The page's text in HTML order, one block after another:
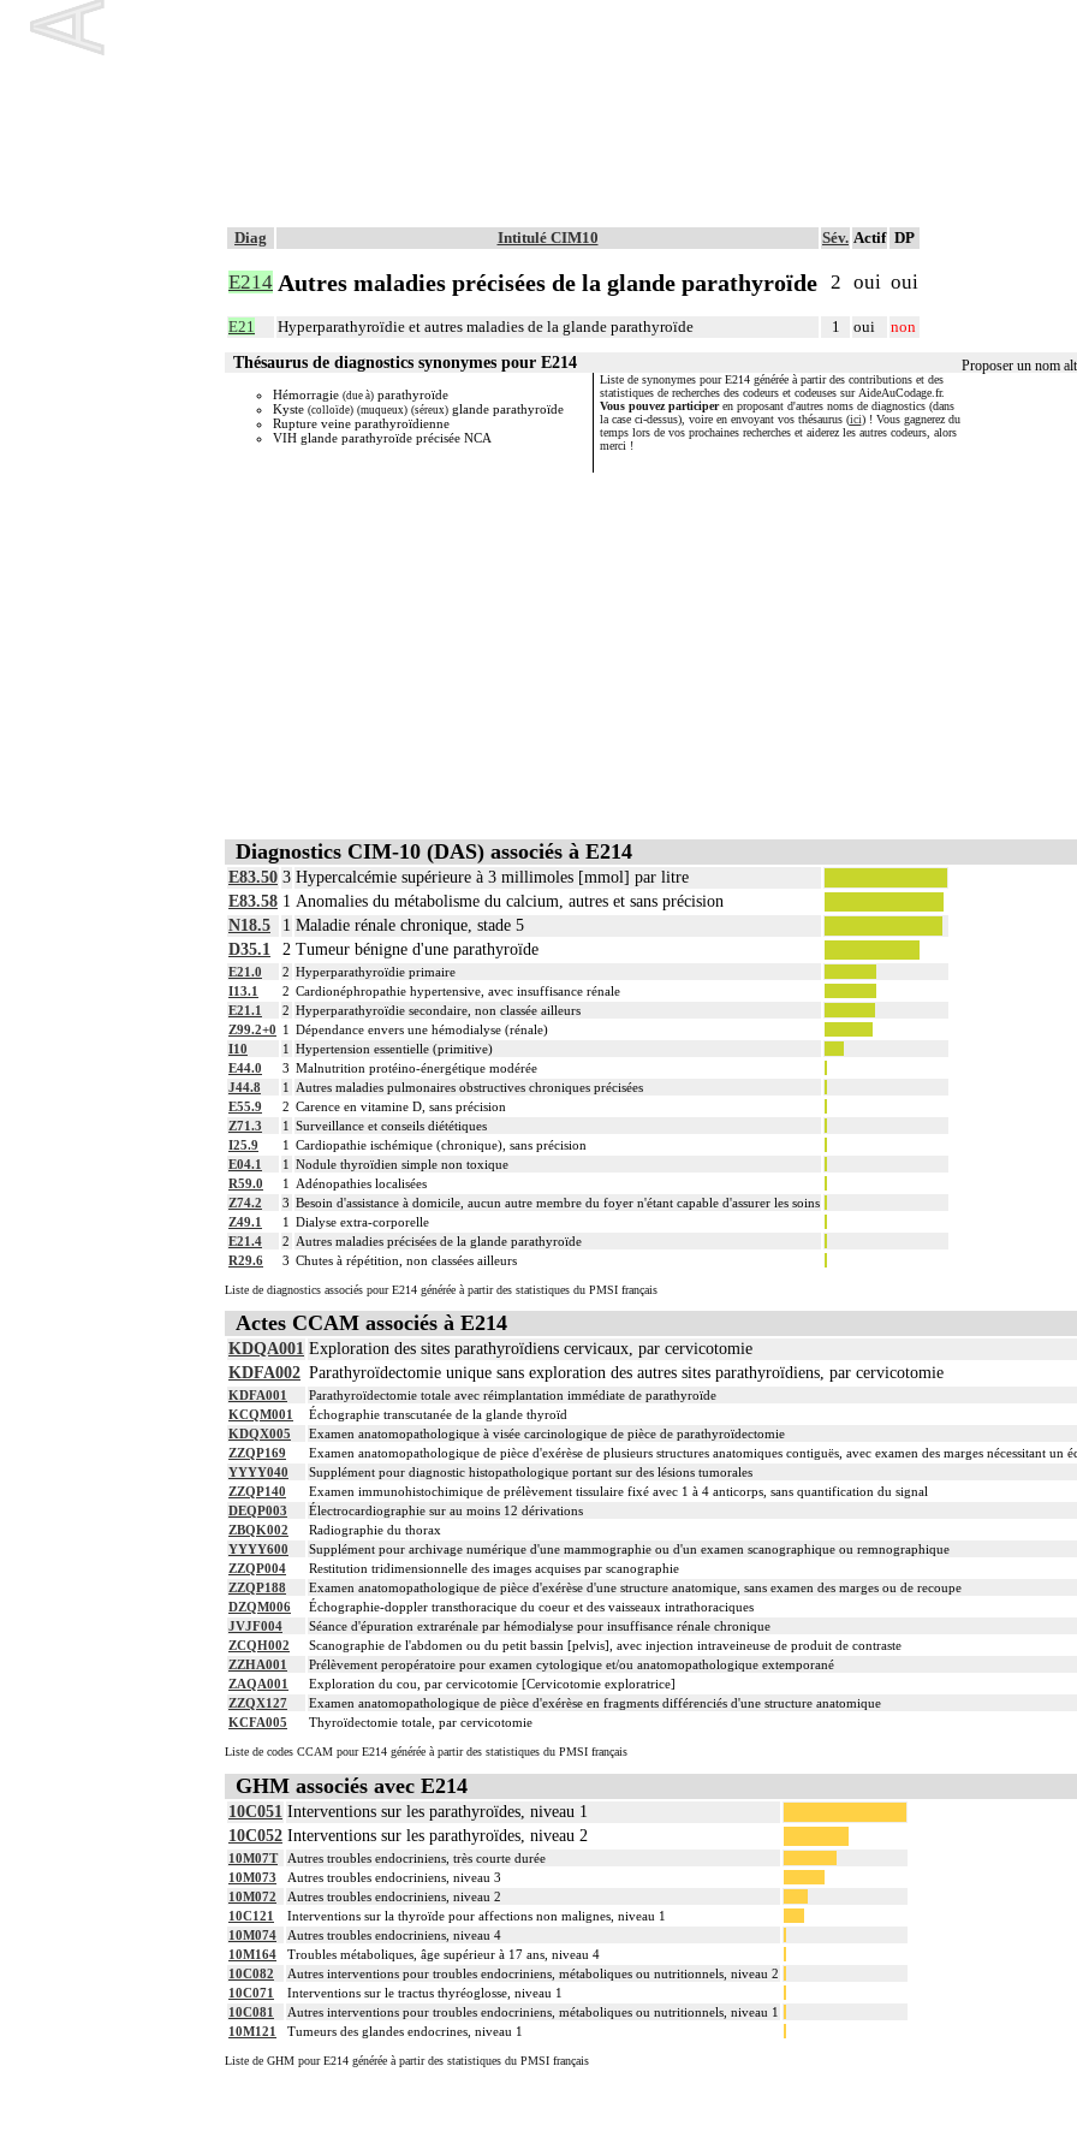
Diag Intitulé CIM10 Sév. Actif DP
E214 Autres maladies précisées de la glande parathyroïde 2 oui oui
E21 Hyperparathyroïdie et autres maladies de la glande parathyroïde 1 oui non
Proposer un nom
Thésaurus de diagnostics synonymes pour E214
Hémorragie (due à) parathyroïde
Kyste (colloïde) (muqueux) (séreux) glande parathyroïde
Rupture veine parathyroïdienne
VIH glande parathyroïde précisée NCA
Liste de synonymes pour E214 générée à partir des contributions et des
statistiques de recherches des codeurs et codeuses sur AideAuCodage.fr.
Vous pouvez participeren proposant d'autres noms de diagnostics (dans
la case ci-dessus), voire en envoyant vos thésaurus (ici) ! Vous gagnerez du
temps lors de vos prochaines recherches et aiderez les autres codeurs, alors
merci !
Diagnostics CIM-10 (DAS) associés à E214
E83.50 3 Hypercalcémie supérieure à 3 millimoles [mmol] par litre
E83.58 1 Anomalies du métabolisme du calcium, autres et sans précision
N18.5
1 Maladie rénale chronique, stade 5
D35.1
2 Tumeur bénigne d'une parathyroïde
E21.0 2 Hyperparathyroïdie primaire
I13.1
2 Cardionéphropathie hypertensive, avec insuffisance rénale
E21.1
2 Hyperparathyroïdie secondaire, non classée ailleurs
Z99.2+0 1 Dépendance envers une hémodialyse (rénale)
I10
1 Hypertension essentielle (primitive)
E44.0
3 Malnutrition protéino-énergétique modérée
J44.8
1
Autres maladies pulmonaires obstructives chroniques précisées
E55.9
2 Carence en vitamine D, sans précision
Z71.3
1 Surveillance et conseils diététiques
I25.9
1 Cardiopathie ischémique (chronique), sans précision
E04.1
1 Nodule thyroïdien simple non toxique
R59.0
1
Adénopathies localisées
Z74.2
3 Besoin d'assistance à domicile, aucun autre membre du foyer n'étant capable d'assurer les soins
Z49.1
1 Dialyse extra-corporelle
E21.4
2 Autres maladies précisées de la glande parathyroïde
R29.6
3 Chutes à répétition, non classées ailleurs
Liste de diagnostics associés pour E214 générée à partir des statistiques du PMSI français
Actes CCAM associés à E214
KDQA001 Exploration des sites parathyroïdiens cervicaux, par cervicotomie
KDFA002 Parathyroïdectomie unique sans exploration des autres sites parathyroïdiens, par cervicotomie
KDFA001
Parathyroïdectomie totale avec réimplantation immédiate de parathyroïde
KCQM001
Échographie transcutanée de la glande thyroïd
KDQX005
Examen anatomopathologique à visée carcinologique de pièce de parathyroïdectomie
ZZQP169
Examen anatomopathologique de pièce d'exérèse de plusieurs structures anatomiques contiguës, avec examen des marges nécessitant un
YYYY040
Supplément pour diagnostic histopathologique portant sur des lésions tumorales
ZZQP140
Examen immunohistochimique de prélèvement tissulaire fixé avec 1 à 4 anticorps, sans quantification du signal
DEQP003
Électrocardiographie sur au moins 12 dérivations
ZBQK002
Radiographie du thorax
YYYY600
Supplément pour archivage numérique d'une mammographie ou d'un examen scanographique ou remnographique
ZZQP004
Restitution tridimensionnelle des images acquises par scanographie
ZZQP188
Examen anatomopathologique de pièce d'exérèse d'une structure anatomique, sans examen des marges ou de recoupe
DZQM006
Échographie-doppler transthoracique du coeur et des vaisseaux intrathoraciques
JVJF004
Séance d'épuration extrarénale par hémodialyse pour insuffisance rénale chronique
ZCQH002
Scanographie de l'abdomen ou du petit bassin [pelvis], avec injection intraveineuse de produit de contraste
ZZHA001
Prélèvement peropératoire pour examen cytologique et/ou anatomopathologique extemporané
ZAQA001
Exploration du cou, par cervicotomie [Cervicotomie exploratrice]
ZZQX127
Examen anatomopathologique de pièce d'exérèse en fragments différenciés d'une structure anatomique
KCFA005
Thyroïdectomie totale, par cervicotomie
Liste de codes CCAM pour E214 générée à partir des statistiques du PMSI français
GHM associés avec E214
10C051 Interventions sur les parathyroïdes, niveau 1
10C052 Interventions sur les parathyroïdes, niveau 2
10M07T
Autres troubles endocriniens, très courte durée
10M073
Autres troubles endocriniens, niveau 3
10M072
Autres troubles endocriniens, niveau 2
10C121
Interventions sur la thyroïde pour affections non malignes, niveau 1
10M074
Autres troubles endocriniens, niveau 4
10M164
Troubles métaboliques, âge supérieur à 17 ans, niveau 4
10C082
Autres interventions pour troubles endocriniens, métaboliques ou nutritionnels, niveau 2
10C071
Interventions sur le tractus thyréoglosse, niveau 1
10C081
Autres interventions pour troubles endocriniens, métaboliques ou nutritionnels, niveau 1
10M121
Tumeurs des glandes endocrines, niveau 1
Liste de GHM pour E214 générée à partir des statistiques du PMSI français